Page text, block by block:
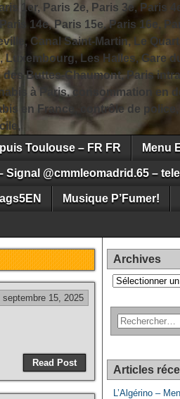
1er, Paris 2e, Paris 3e, Paris
14e, Paris 15e, Paris 16e,
Canal Saint-Martin, Le
Les Halles, Gare
Buttes-Chaumont, Paris
à Paris, consommation en
en France, contrôle de
Toulouse – FR FR Menu
Signal @cmmleomadrid.65 –
Musique P’Fumer!
septembre 15, 2025
Read Post
Archives
Archives
Articles
L’Algérino –